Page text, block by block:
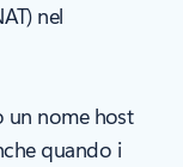
nel
un nome host
quando i